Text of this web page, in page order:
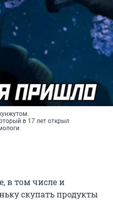
в 17 лет открыл
в том числе и
скупать продукты